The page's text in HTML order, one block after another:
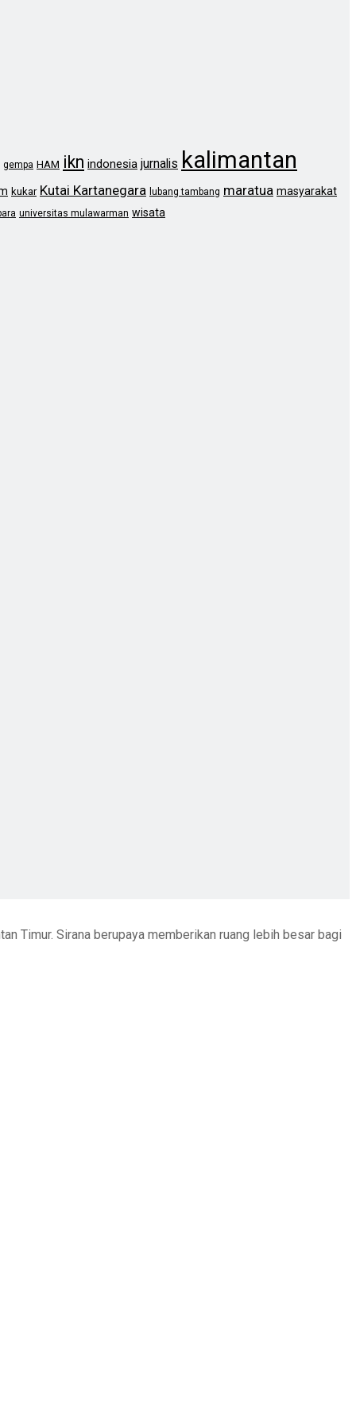
gempa HAM ikn indonesia jurnalis kalimantan
kukar Kutai Kartanegara lubang tambang maratua masyarakat
universitas mulawarman wisata
Timur. Sirana berupaya memberikan ruang lebih besar bagi